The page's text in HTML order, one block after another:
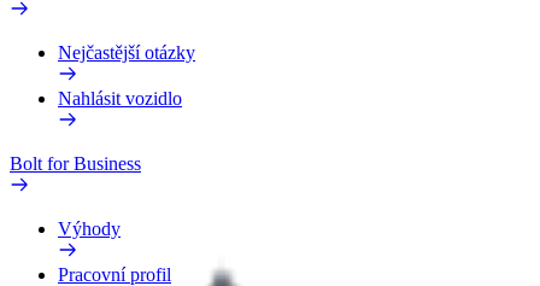
Nejčastější otázky
Nahlásit vozidlo
Bolt for Business
Výhody
Pracovní profil